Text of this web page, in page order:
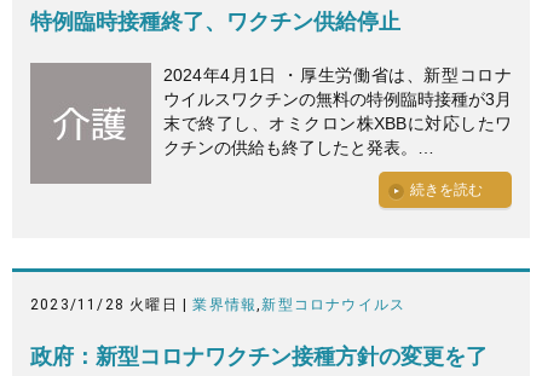
特例臨時接種終了、ワクチン供給停止
2024年4月1日 ・厚生労働省は、新型コロナ
ウイルスワクチンの無料の特例臨時接種が3月
末で終了し、オミクロン株XBBに対応したワ
クチンの供給も終了したと発表。…
続きを読む
2023/11/28 火曜日 |業界情報,新型コロナウイルス
政府：新型コロナワクチン接種方針の変更を了